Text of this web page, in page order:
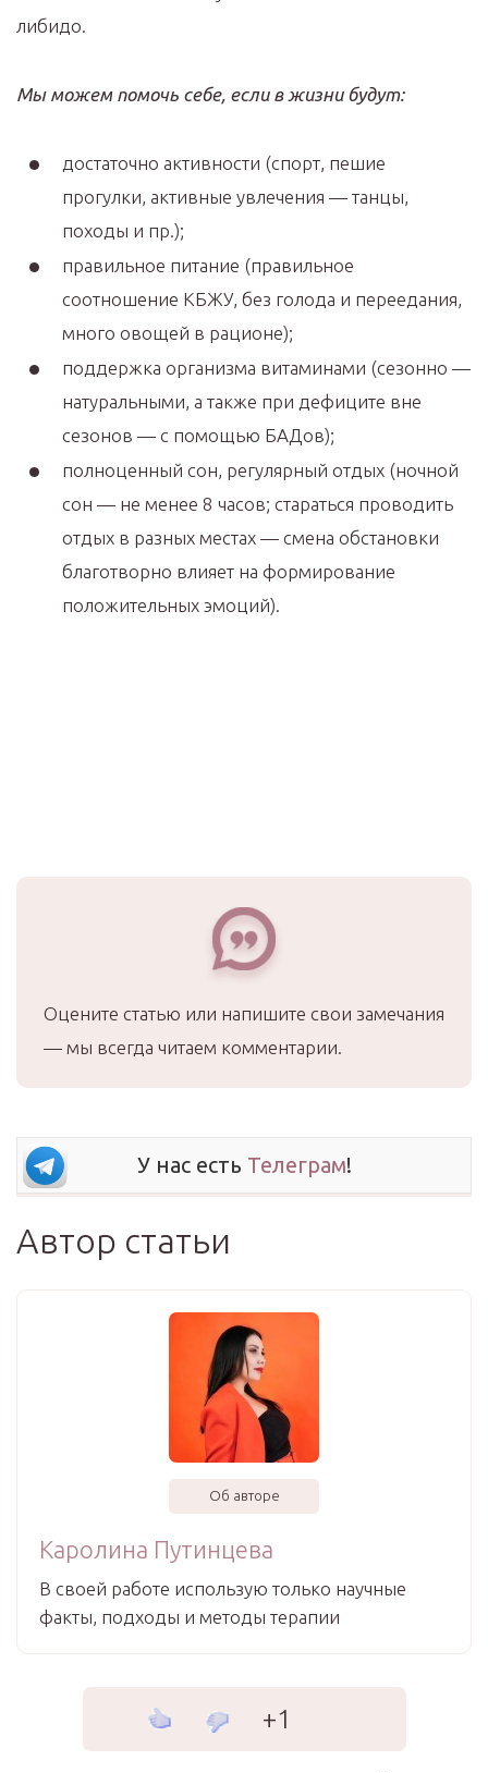
либидо.
Мы можем помочь себе, если в жизни будут:
достаточно активности (спорт, пешие
прогулки, активные увлечения — танцы,
походы и пр.);
правильное питание (правильное
соотношение КБЖУ, без голода и переедания,
много овощей в рационе);
поддержка организма витаминами (сезонно —
натуральными, а также при дефиците вне
сезонов — с помощью БАДов);
полноценный сон, регулярный отдых (ночной
сон — не менее 8 часов; стараться проводить
отдых в разных местах — смена обстановки
благотворно влияет на формирование
положительных эмоций).
Оцените статью или напишите свои замечания
— мы всегда читаем комментарии.
У нас есть Телеграм!
Автор статьи
Об авторе
Каролина Путинцева
В своей работе использую только научные
факты, подходы и методы терапии
+1